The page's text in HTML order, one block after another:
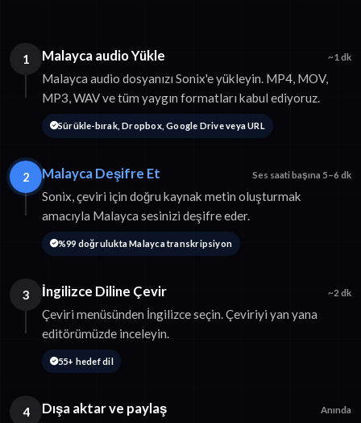
1 Malayca audio Yükle ~1 dk
Malayca audio dosyanızı Sonix'e yükleyin. MP4, MOV,
MP3, WAV ve tüm yaygın formatları kabul ediyoruz.
Sürükle-bırak, Dropbox, Google Drive veya URL
2 Malayca Deşifre Et Ses saati başına 5–6 dk
Sonix, çeviri için doğru kaynak metin oluşturmak
amacıyla Malayca sesinizi deşifre eder.
%99 doğrulukta Malayca transkripsiyon
3 İngilizce Diline Çevir ~2 dk
Çeviri menüsünden İngilizce seçin. Çeviriyi yan yana
editörümüzde inceleyin.
55+ hedef dil
4 Dışa aktar ve paylaş Anında